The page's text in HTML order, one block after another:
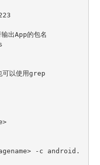
出App的包名
可以使用grep
-c android.